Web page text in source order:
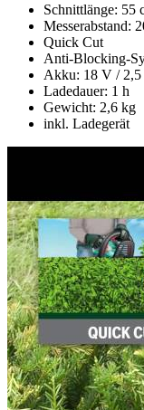
Schnittlänge: 55
Messerabstand:
Quick Cut
Anti-Blocking-
Akku: 18 V / 2,5
Ladedauer: 1 h
Gewicht: 2,6 kg
inkl. Ladegerät